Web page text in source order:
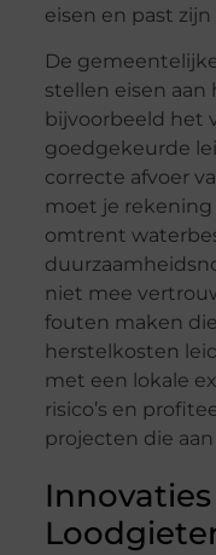
eisen en past
De
stellen eisen
bijvoorbeeld het
goedgekeurde
correcte afvoer
moet je
omtrent
niet mee
fouten maken
herstelkosten
met een lokale
risico’s en
projecten die